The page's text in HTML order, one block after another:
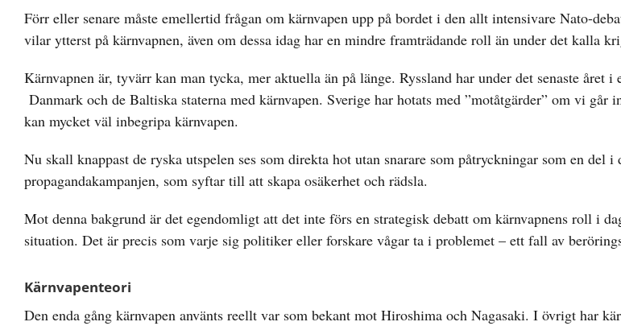
Förr eller senare måste emellertid frågan om kärnvapen upp på bordet i den allt intensivare Nato-
vilar ytterst på kärnvapnen, även om dessa idag har en mindre framträdande roll än under det kalla
Kärnvapnen är, tyvärr kan man tycka, mer aktuella än på länge. Ryssland har under det senaste året
Danmark och de Baltiska staterna med kärnvapen. Sverige har hotats med ”motåtgärder” om vi går
kan mycket väl inbegripa kärnvapen.
Nu skall knappast de ryska utspelen ses som direkta hot utan snarare som påtryckningar som en del i
propagandakampanjen, som syftar till att skapa osäkerhet och rädsla.
Mot denna bakgrund är det egendomligt att det inte förs en strategisk debatt om kärnvapnens roll i
situation. Det är precis som varje sig politiker eller forskare vågar ta i problemet – ett fall av
Kärnvapenteori
Den enda gång kärnvapen använts reellt var som bekant mot Hiroshima och Nagasaki. I övrigt har